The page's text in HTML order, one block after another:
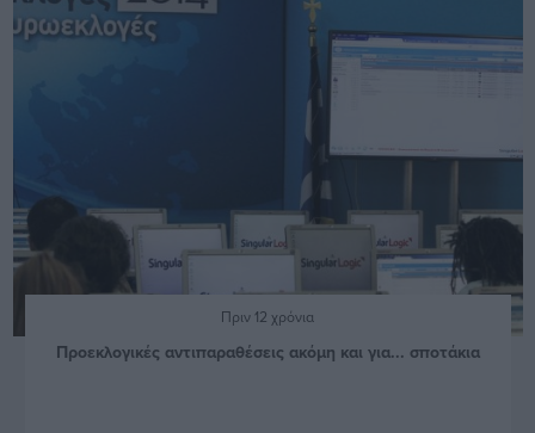
Πριν 12 χρόνια
Προεκλογικές αντιπαραθέσεις ακόμη και για... σποτάκια